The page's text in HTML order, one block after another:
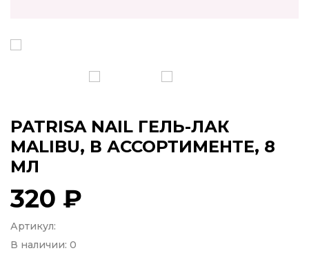
PATRISA NAIL ГЕЛЬ-ЛАК
MALIBU, В АССОРТИМЕНТЕ, 8
МЛ
320 ₽
Артикул:
В наличии: 0